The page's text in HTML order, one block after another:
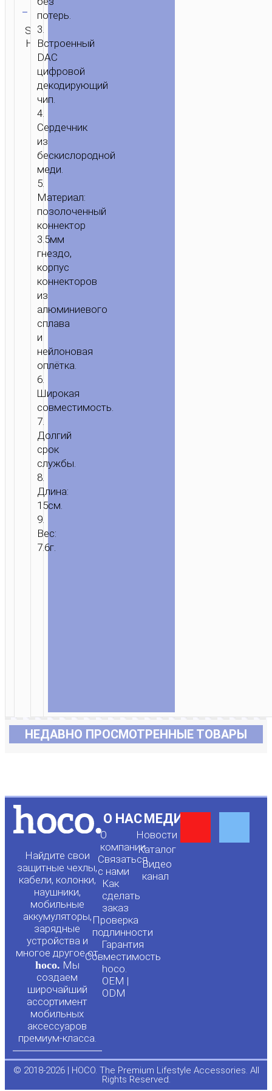
3.5ММ
“UPA32D
CLEVER”
КОНВЕРТЕР
SKU:
Н/Д Адаптеры
потерь.
3.
Встроенный
DAC
цифровой
декодирующий
чип.
4.
Сердечник
из
бескислородной
меди.
5.
Материал:
позолоченный
коннектор
3.5мм
гнездо,
корпус
коннекторов
из
алюминиевого
сплава
и
нейлоновая
оплётка.
6.
Широкая
совместимость.
7.
Долгий
срок
службы.
8.
Длина:
15см.
9.
Вес:
7.6г.
НЕДАВНО ПРОСМОТРЕННЫЕ ТОВАРЫ
Найдите свои
защитные чехлы,
кабели, колонки,
наушники,
мобильные
аккумуляторы,
зарядные
устройства и
многое другое от
hoco. Мы
создаем
широчайший
ассортимент
мобильных
аксессуаров
премиум-класса.
О НАС
О
компании
Связаться
с нами
Как
сделать
заказ
Проверка
подлинности
Гарантия
Совместимость
hoco.
OEM |
ODM
МЕДИА
Новости
Каталог
Видео
канал
-
© 2018-2026 | HOCO. The Premium Lifestyle Accessories. All
Rights Reserved.